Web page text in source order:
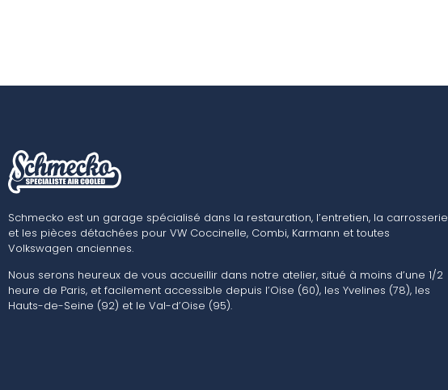
Schmecko est un garage spécialisé dans la restauration, l’entretien, la carrosserie
et les pièces détachées pour VW Coccinelle, Combi, Karmann et toutes
Volkswagen anciennes.
Nous serons heureux de vous accueillir dans notre atelier, situé à moins d’une 1/2
heure de Paris, et facilement accessible depuis l’Oise (60), les Yvelines (78), les
Hauts-de-Seine (92) et le Val-d’Oise (95).